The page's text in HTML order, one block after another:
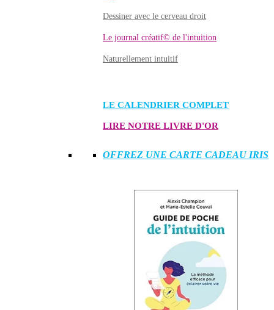
Dessiner avec le cerveau droit
Le journal créatif© de l'intuition
Naturellement intuitif
LE CALENDRIER COMPLET
LIRE NOTRE LIVRE D'OR
OFFREZ UNE CARTE CADEAU IRIS